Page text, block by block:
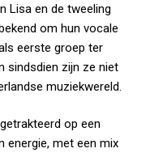
Lisa en de tweeling
om hun vocale
eerste groep ter
sindsdien zijn ze niet
muziekwereld.
op een
energie, met een mix